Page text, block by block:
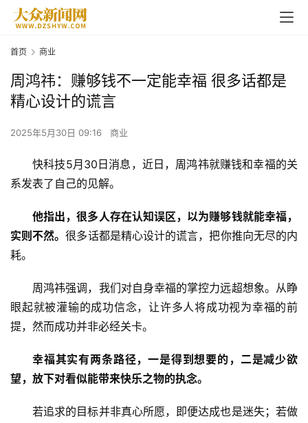
首页 商业
周鸿祎：赚够钱不一定能幸福 很多话都是
精心设计的谎言
2025年5月30日 09:16 商业
快科技5月30日消息，近日， 周鸿祎就赚钱和幸福的关
系发表了自己的见解。
他指出，很多人存在认知误区，以为赚够钱就能幸福，
实则不然。很多话都是精心设计的谎言，把你推向无尽的内
耗。
周鸿祎强调，我们对自身幸福的掌控力远超想象。从睁
眼起就被灌输的成功信念，让许多人将成功视为幸福的前
提，然而成功并非必经关卡。
幸福其实有两条路径，一是得到想要的，二是减少欲
望，放下对看似能带来快乐之物的执念。
若追求的目标并非真心所愿，即便达成也是迷失；若做